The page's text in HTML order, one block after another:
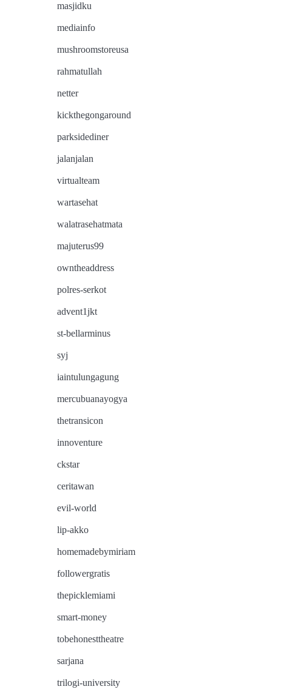
masjidku
mediainfo
mushroomstoreusa
rahmatullah
netter
kickthegongaround
parksidediner
jalanjalan
virtualteam
wartasehat
walatrasehatmata
majuterus99
owntheaddress
polres-serkot
advent1jkt
st-bellarminus
syj
iaintulungagung
mercubuanayogya
thetransicon
innoventure
ckstar
ceritawan
evil-world
lip-akko
homemadebymiriam
followergratis
thepicklemiami
smart-money
tobehonesttheatre
sarjana
trilogi-university